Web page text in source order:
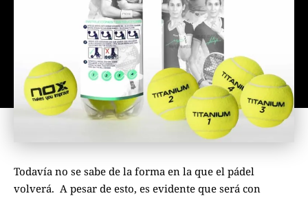
Todavía no se sabe de la forma en la que el pádel
volverá. A pesar de esto, es evidente que será con